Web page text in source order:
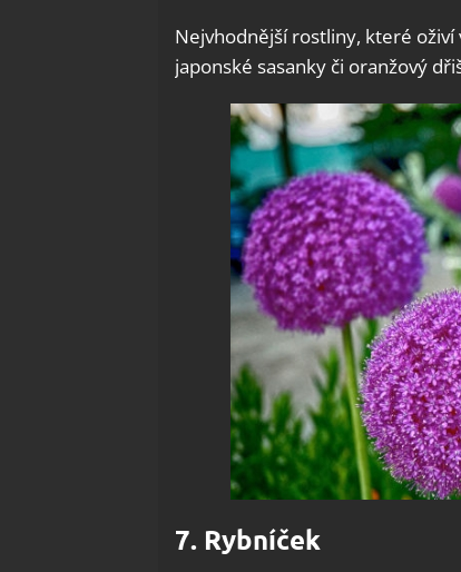
Nejvhodnější rostliny, které
japonské sasanky či oranžový
7. Rybníček